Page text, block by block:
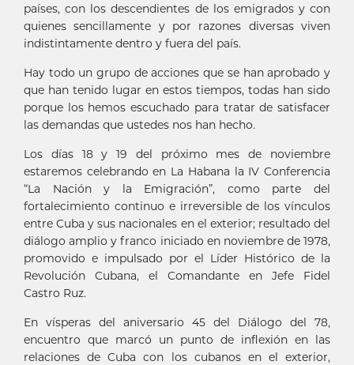
países, con los descendientes de los emigrados y con
quienes sencillamente y por razones diversas viven
indistintamente dentro y fuera del país.
Hay todo un grupo de acciones que se han aprobado y
que han tenido lugar en estos tiempos, todas han sido
porque los hemos escuchado para tratar de satisfacer
las demandas que ustedes nos han hecho.
Los días 18 y 19 del próximo mes de noviembre
estaremos celebrando en La Habana la IV Conferencia
“La Nación y la Emigración”, como parte del
fortalecimiento continuo e irreversible de los vínculos
entre Cuba y sus nacionales en el exterior; resultado del
diálogo amplio y franco iniciado en noviembre de 1978,
promovido e impulsado por el Líder Histórico de la
Revolución Cubana, el Comandante en Jefe Fidel
Castro Ruz.
En vísperas del aniversario 45 del Diálogo del 78,
encuentro que marcó un punto de inflexión en las
relaciones de Cuba con los cubanos en el exterior,